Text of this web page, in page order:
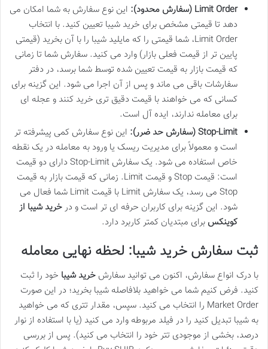
Limit Order (سفارش محدود):
این نوع سفارش به شما امکان می
دهد تا قیمتی مشخص برای خرید شیبا تعیین کنید. با انتخاب
Limit Order، شما قیمتی را که مایلید شیبا را با آن بخرید (قیمتی
پایین تر از قیمت فعلی بازار) وارد می کنید. سفارش شما تا زمانی
که قیمت بازار به قیمت تعیین شده توسط شما برسد، در دفتر
سفارشات باقی می ماند و پس از آن اجرا می شود. این گزینه برای
کسانی که می خواهند با قیمت دقیق تری خرید کنند و عجله ای
برای معامله ندارند، ایده آل است.
Stop-Limit (سفارش حد ضرر):
این نوع سفارش کمی پیشرفته تر
است و معمولاً برای مدیریت ریسک یا ورود به معامله در یک نقطه
خاص استفاده می شود. یک سفارش Stop-Limit دارای دو قیمت
است: قیمت Stop و قیمت Limit. زمانی که قیمت بازار به قیمت
Stop می رسد، یک سفارش Limit با قیمت Limit شما فعال می
شود. این گزینه برای کاربران حرفه ای تر است و درخرید شیبا از
کوینکس برای مبتدیان کمتر کاربرد دارد.
ثبت سفارش خرید شیبا: لحظه نهایی معامله
با درک انواع سفارش، اکنون می توانید سفارش خرید شیبا خود را ثبت
کنید. فرض کنیم شما می خواهید بلافاصله شیبا بخرید؛ در این صورت
Market Order را انتخاب می کنید. سپس، مقدار تتری که می خواهید
به شیبا تبدیل کنید را در فیلد مربوطه وارد می کنید (یا با استفاده از نوار
درصد، بخشی از موجودی تتر خود را انتخاب می کنید). پس از بررسی